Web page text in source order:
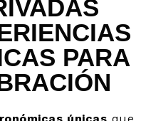
PARA